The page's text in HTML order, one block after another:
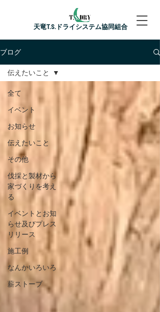
​天竜T.S.ドライシステム協同組合
ブログ
全て
イベント
お知らせ
伝えたいこと
その他
伐採と製材から
家づくりを考え
る
イベントとお知
らせ及びプレス
リリース
施工例
なんかいろいろ
薪ストーブ
伝えたいこと